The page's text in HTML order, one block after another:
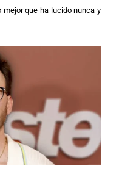
mejor que ha lucido nunca y